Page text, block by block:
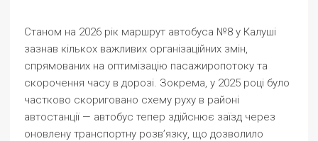
Станом на 2026 рік маршрут автобуса №8 у Калуші
зазнав кількох важливих організаційних змін,
спрямованих на оптимізацію пасажиропотоку та
скорочення часу в дорозі. Зокрема, у 2025 році було
частково скориговано схему руху в районі
автостанції — автобус тепер здійснює заїзд через
оновлену транспортну розв’язку, що дозволило